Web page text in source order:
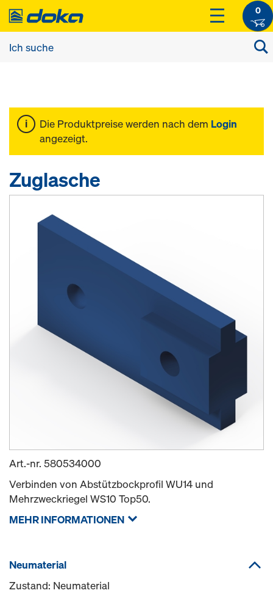
0
Die Produktpreise werden nach dem Login
angezeigt.
Zuglasche
Art.-nr. 580534000
Verbinden von Abstützbockprofil WU14 und
Mehrzweckriegel WS10 Top50.
MEHR INFORMATIONEN
Neumaterial
Zustand: Neumaterial